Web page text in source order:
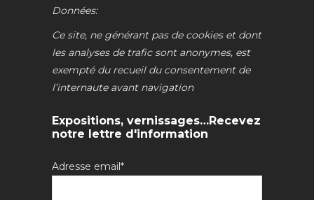
Données:
Ce site, ne générant pas de cookies et dont
les analyses de trafic sont anonymes, est
exempté du recueil du consentement de
l’internaute avant navigation
Expositions, vernissages…Recevez
notre lettre d'information
Adresse email*